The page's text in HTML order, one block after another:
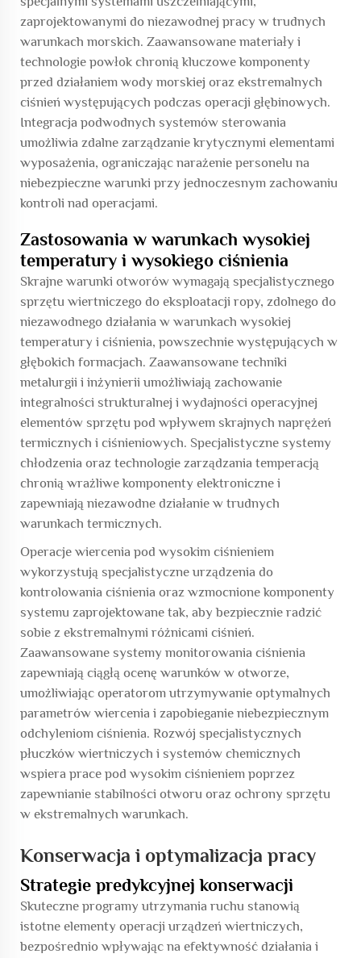
zaprojektowanymi do niezawodnej pracy w trudnych
warunkach morskich. Zaawansowane materiały i
technologie powłok chronią kluczowe komponenty
przed działaniem wody morskiej oraz ekstremalnych
ciśnień występujących podczas operacji głębinowych.
Integracja podwodnych systemów sterowania
umożliwia zdalne zarządzanie krytycznymi elementami
wyposażenia, ograniczając narażenie personelu na
niebezpieczne warunki przy jednoczesnym zachowaniu
kontroli nad operacjami.
Zastosowania w warunkach wysokiej
temperatury i wysokiego ciśnienia
Skrajne warunki otworów wymagają specjalistycznego
sprzętu wiertniczego do eksploatacji ropy, zdolnego do
niezawodnego działania w warunkach wysokiej
temperatury i ciśnienia, powszechnie występujących w
głębokich formacjach. Zaawansowane techniki
metalurgii i inżynierii umożliwiają zachowanie
integralności strukturalnej i wydajności operacyjnej
elementów sprzętu pod wpływem skrajnych naprężeń
termicznych i ciśnieniowych. Specjalistyczne systemy
chłodzenia oraz technologie zarządzania temperacją
chronią wrażliwe komponenty elektroniczne i
zapewniają niezawodne działanie w trudnych
warunkach termicznych.
Operacje wiercenia pod wysokim ciśnieniem
wykorzystują specjalistyczne urządzenia do
kontrolowania ciśnienia oraz wzmocnione komponenty
systemu zaprojektowane tak, aby bezpiecznie radzić
sobie z ekstremalnymi różnicami ciśnień.
Zaawansowane systemy monitorowania ciśnienia
zapewniają ciągłą ocenę warunków w otworze,
umożliwiając operatorom utrzymywanie optymalnych
parametrów wiercenia i zapobieganie niebezpiecznym
odchyleniom ciśnienia. Rozwój specjalistycznych
płuczków wiertniczych i systemów chemicznych
wspiera prace pod wysokim ciśnieniem poprzez
zapewnianie stabilności otworu oraz ochrony sprzętu
w ekstremalnych warunkach.
Konserwacja i optymalizacja pracy
Strategie predykcyjnej konserwacji
Skuteczne programy utrzymania ruchu stanowią
istotne elementy operacji urządzeń wiertniczych,
bezpośrednio wpływając na efektywność działania i